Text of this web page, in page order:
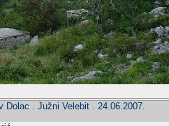
Dolac . Južni Velebit . 24.06.2007.